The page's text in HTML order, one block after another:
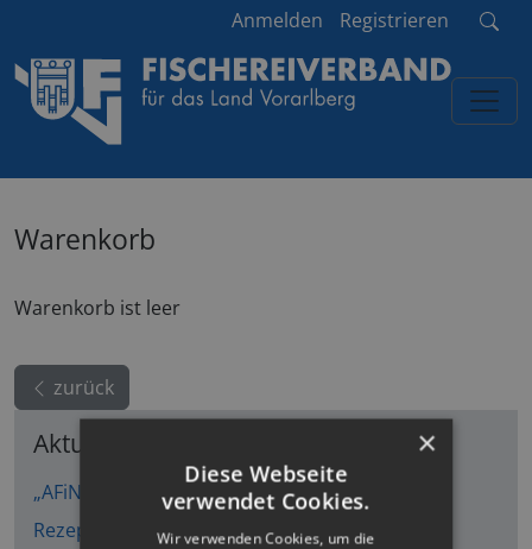
Anmelden Registrieren
Warenkorb
Warenkorb ist leer
zurück
Aktuell
„AFiN“ – Angelfischerei und Nachhaltigkeit
Rezepte
×
Diese Webseite
verwendet Cookies.
Wir verwenden Cookies, um die